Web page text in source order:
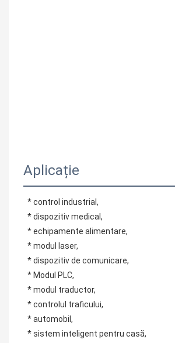
Aplicație
* control industrial,
* dispozitiv medical,
* echipamente alimentare,
* modul laser,
* dispozitiv de comunicare,
* Modul PLC,
* modul traductor,
* controlul traficului,
* automobil,
* sistem inteligent pentru casă,